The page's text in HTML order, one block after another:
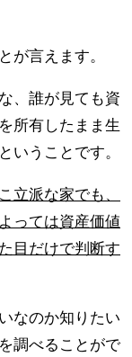
が言えます。
、誰が見ても資
所有したまま生
ということです。
立派な家でも、
っては資産価値
目だけで判断す
なのか知りたい
調べることがで